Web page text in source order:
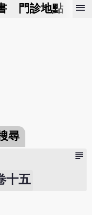
門診地點 預
menu
尋
subject
十五